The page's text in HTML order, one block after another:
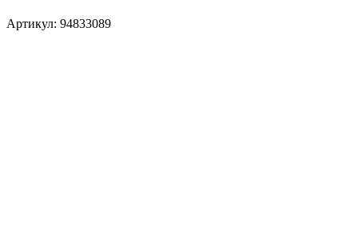
Артикул: 94833089